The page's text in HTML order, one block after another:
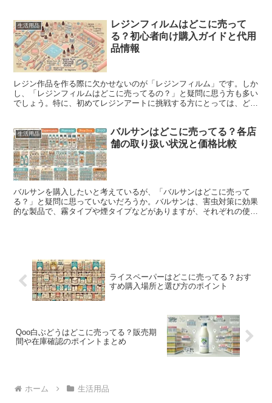
生活用品
レジンフィルムはどこに売って
る？初心者向け購入ガイドと代用
品情報
レジン作品を作る際に欠かせないのが「レジンフィルム」です。しか
し、「レジンフィルムはどこに売ってるの？」と疑問に思う方も多い
でしょう。特に、初めてレジンアートに挑戦する方にとっては、どこ
生活用品
バルサンはどこに売ってる？各店
舗の取り扱い状況と価格比較
バルサンを購入したいと考えているが、「バルサンはどこに売って
る？」と疑問に思っていないだろうか。バルサンは、害虫対策に効果
的な製品で、霧タイプや煙タイプなどがありますが、それぞれの使い
ライスペーパーはどこに売ってる？おす
すめ購入場所と選び方のポイント
Qoo白ぶどうはどこに売ってる？販売期
間や在庫確認のポイントまとめ
ホーム 生活用品